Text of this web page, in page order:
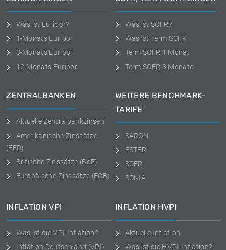
Was ist Euribor?
1-Monats Euribor
3-Monats Euribor
12-Monats Euribor
Was ist SOFR?
Was ist Term SOFR
Term SOFR 1 Monat
Term SOFR 3 Monate
ZENTRALBANKEN
Aktuelle Zentralbankzinsen
Amerikanische Zinssätze
(FED)
Britische Zinssätze (BoE)
Europäische Zinssätze (ECB)
WEITERE BENCHMARK-
TARIFE
SARON
ESTER
SOFR
SONIA
INFLATION VPI
Was ist die VPI-Inflation?
Inflation Deutschland (VPI)
INFLATION HVPI
Aktuelle Inflation
Was ist die HVPI-Inflation?